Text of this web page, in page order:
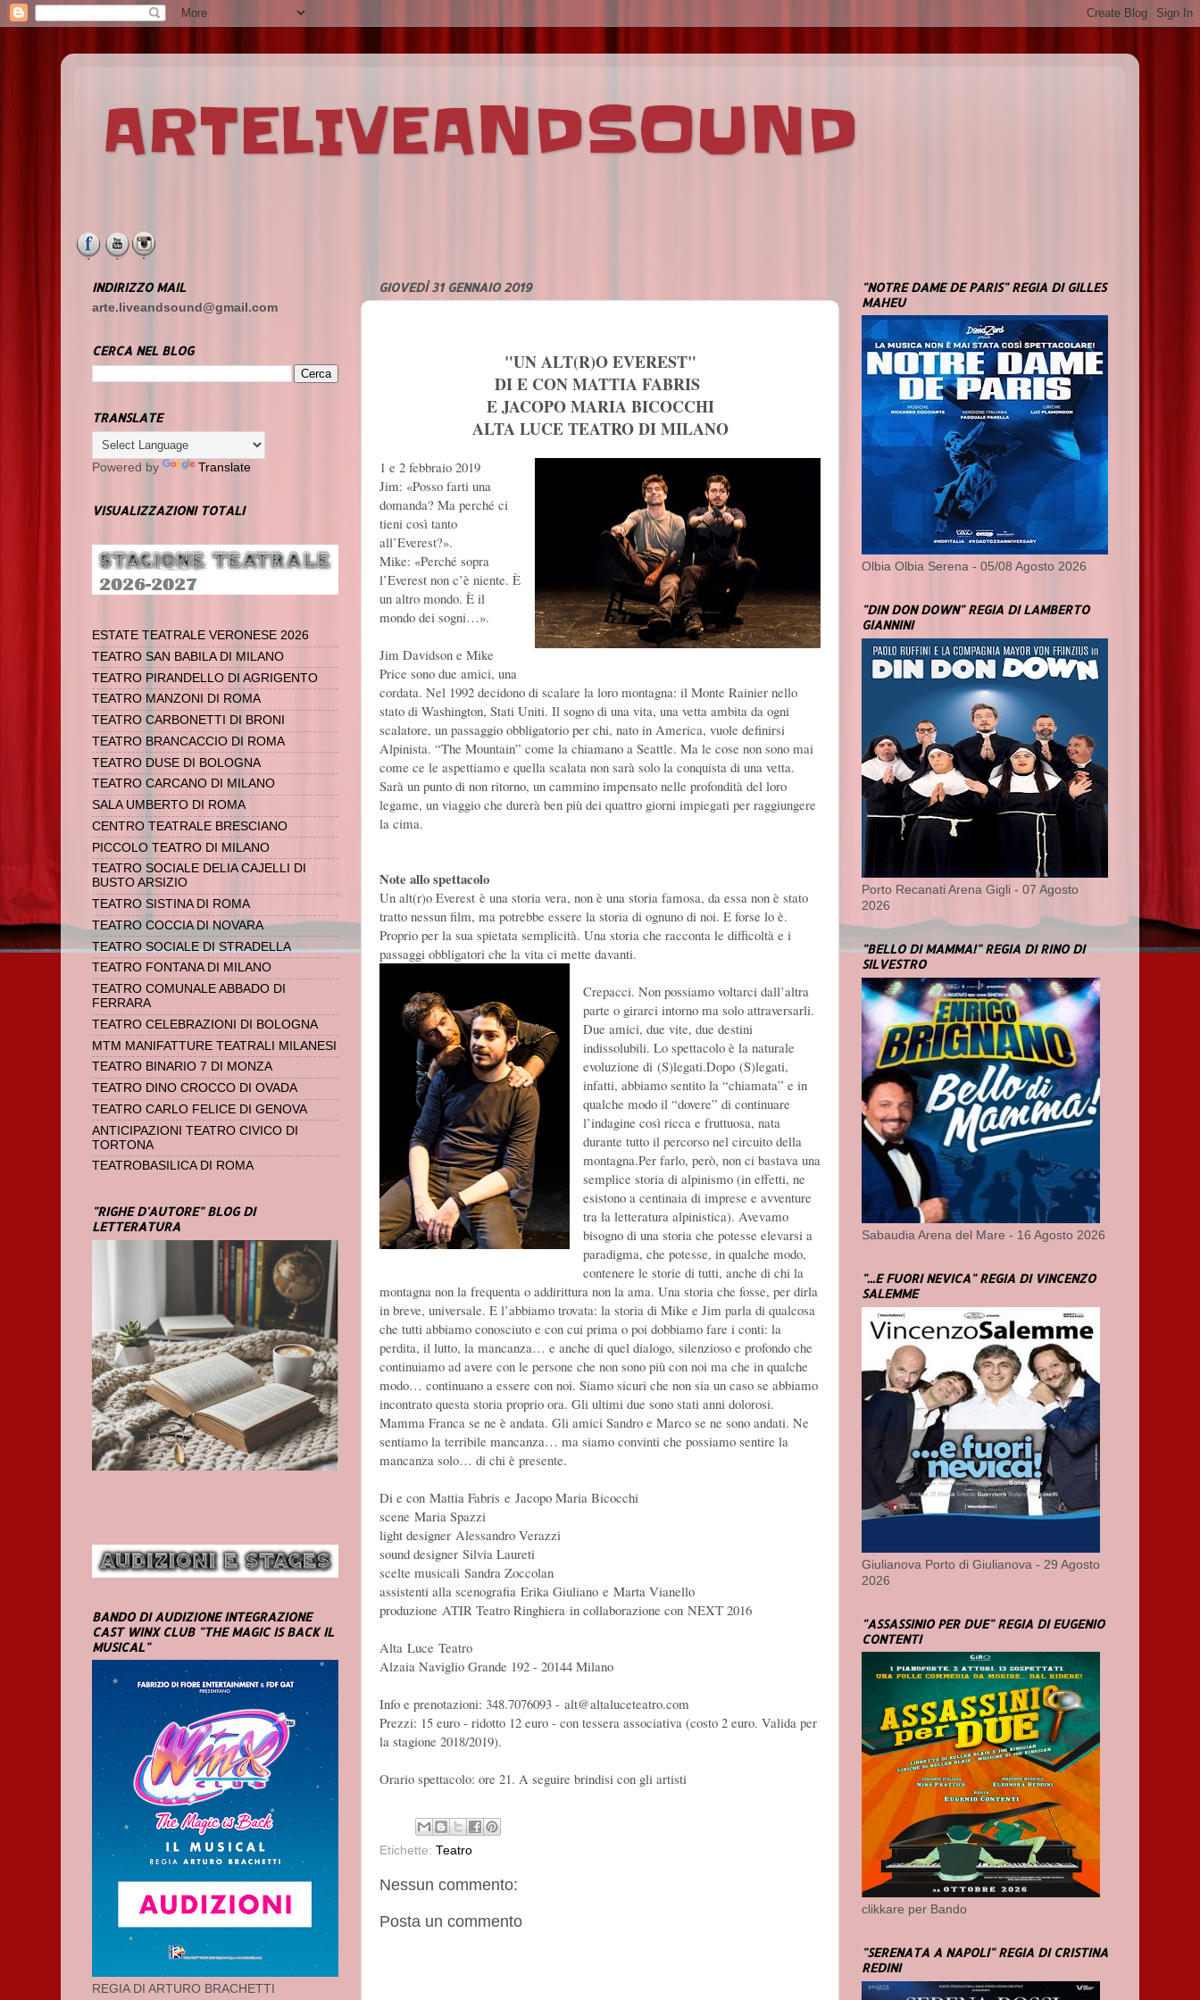
ARTELIVEANDSOUND
GIOVEDÌ 31 GENNAIO 2019
"UN ALT(R)O EVEREST"
DI E CON MATTIA FABRIS
E JACOPO MARIA BICOCCHI
ALTA LUCE TEATRO DI MILANO
1 e 2 febbraio 2019
Jim: «Posso farti una
domanda? Ma perché ci
tieni così tanto
all’Everest?».
Mike: «Perché sopra
l’Everest non c’è niente. È
un altro mondo. È il
mondo dei sogni…».
Jim Davidson e Mike
Price sono due amici, una
cordata. Nel 1992 decidono di scalare la loro montagna: il Monte Rainier nello
stato di Washington, Stati Uniti. Il sogno di una vita, una vetta ambita da ogni
scalatore, un passaggio obbligatorio per chi, nato in America, vuole definirsi
Alpinista. “The Mountain” come la chiamano a Seattle. Ma le cose non sono mai
come ce le aspettiamo e quella scalata non sarà solo la conquista di una vetta.
Sarà un punto di non ritorno, un cammino impensato nelle profondità del loro
legame, un viaggio che durerà ben più dei quattro giorni impiegati per raggiungere
la cima.
Note allo spettacolo
Un alt(r)o Everest è una storia vera, non è una storia famosa, da essa non è stato
tratto nessun film, ma potrebbe essere la storia di ognuno di noi. E forse lo è.
Proprio per la sua spietata semplicità. Una storia che racconta le difficoltà e i
passaggi obbligatori che la vita ci mette davanti.
Crepacci. Non possiamo voltarci dall’altra
parte o girarci intorno ma solo attraversarli.
Due amici, due vite, due destini
indissolubili. Lo spettacolo è la naturale
evoluzione di (S)legati.Dopo (S)legati,
infatti, abbiamo sentito la “chiamata” e in
qualche modo il “dovere” di continuare
l’indagine così ricca e fruttuosa, nata
durante tutto il percorso nel circuito della
montagna.Per farlo, però, non ci bastava una
semplice storia di alpinismo (in effetti, ne
esistono a centinaia di imprese e avventure
tra la letteratura alpinistica). Avevamo
bisogno di una storia che potesse elevarsi a
paradigma, che potesse, in qualche modo,
contenere le storie di tutti, anche di chi la
montagna non la frequenta o addirittura non la ama. Una storia che fosse, per dirla
in breve, universale. E l’abbiamo trovata: la storia di Mike e Jim parla di qualcosa
che tutti abbiamo conosciuto e con cui prima o poi dobbiamo fare i conti: la
perdita, il lutto, la mancanza… e anche di quel dialogo, silenzioso e profondo che
continuiamo ad avere con le persone che non sono più con noi ma che in qualche
modo… continuano a essere con noi. Siamo sicuri che non sia un caso se abbiamo
incontrato questa storia proprio ora. Gli ultimi due sono stati anni dolorosi.
Mamma Franca se ne è andata. Gli amici Sandro e Marco se ne sono andati. Ne
sentiamo la terribile mancanza… ma siamo convinti che possiamo sentire la
mancanza solo… di chi è presente.
Di e con Mattia Fabris e Jacopo Maria Bicocchi
scene Maria Spazzi
light designer Alessandro Verazzi
sound designer Silvia Laureti
scelte musicali Sandra Zoccolan
assistenti alla scenografia Erika Giuliano e Marta Vianello
produzione ATIR Teatro Ringhiera in collaborazione con NEXT 2016
Alta Luce Teatro
Alzaia Naviglio Grande 192 - 20144 Milano
Info e prenotazioni: 348.7076093 - alt@altaluceteatro.com
Prezzi: 15 euro - ridotto 12 euro - con tessera associativa (costo 2 euro. Valida per
la stagione 2018/2019).
Orario spettacolo: ore 21. A seguire brindisi con gli artisti
Etichette: Teatro
Nessun commento:
Posta un commento
INDIRIZZO MAIL
arte.liveandsound@gmail.com
CERCA NEL BLOG
TRANSLATE
Powered by Translate
VISUALIZZAZIONI TOTALI
ESTATE TEATRALE VERONESE 2026
TEATRO SAN BABILA DI MILANO
TEATRO PIRANDELLO DI AGRIGENTO
TEATRO MANZONI DI ROMA
TEATRO CARBONETTI DI BRONI
TEATRO BRANCACCIO DI ROMA
TEATRO DUSE DI BOLOGNA
TEATRO CARCANO DI MILANO
SALA UMBERTO DI ROMA
CENTRO TEATRALE BRESCIANO
PICCOLO TEATRO DI MILANO
TEATRO SOCIALE DELIA CAJELLI DI
BUSTO ARSIZIO
TEATRO SISTINA DI ROMA
TEATRO COCCIA DI NOVARA
TEATRO SOCIALE DI STRADELLA
TEATRO FONTANA DI MILANO
TEATRO COMUNALE ABBADO DI
FERRARA
TEATRO CELEBRAZIONI DI BOLOGNA
MTM MANIFATTURE TEATRALI MILANESI
TEATRO BINARIO 7 DI MONZA
TEATRO DINO CROCCO DI OVADA
TEATRO CARLO FELICE DI GENOVA
ANTICIPAZIONI TEATRO CIVICO DI
TORTONA
TEATROBASILICA DI ROMA
"RIGHE D'AUTORE" BLOG DI
LETTERATURA
BANDO DI AUDIZIONE INTEGRAZIONE
CAST WINX CLUB "THE MAGIC IS BACK IL
MUSICAL"
REGIA DI ARTURO BRACHETTI
"NOTRE DAME DE PARIS" REGIA DI GILLES
MAHEU
Olbia Olbia Serena - 05/08 Agosto 2026
"DIN DON DOWN" REGIA DI LAMBERTO
GIANNINI
Porto Recanati Arena Gigli - 07 Agosto
2026
"BELLO DI MAMMA!" REGIA DI RINO DI
SILVESTRO
Sabaudia Arena del Mare - 16 Agosto 2026
"...E FUORI NEVICA" REGIA DI VINCENZO
SALEMME
Giulianova Porto di Giulianova - 29 Agosto
2026
"ASSASSINIO PER DUE" REGIA DI EUGENIO
CONTENTI
clikkare per Bando
"SERENATA A NAPOLI" REGIA DI CRISTINA
REDINI